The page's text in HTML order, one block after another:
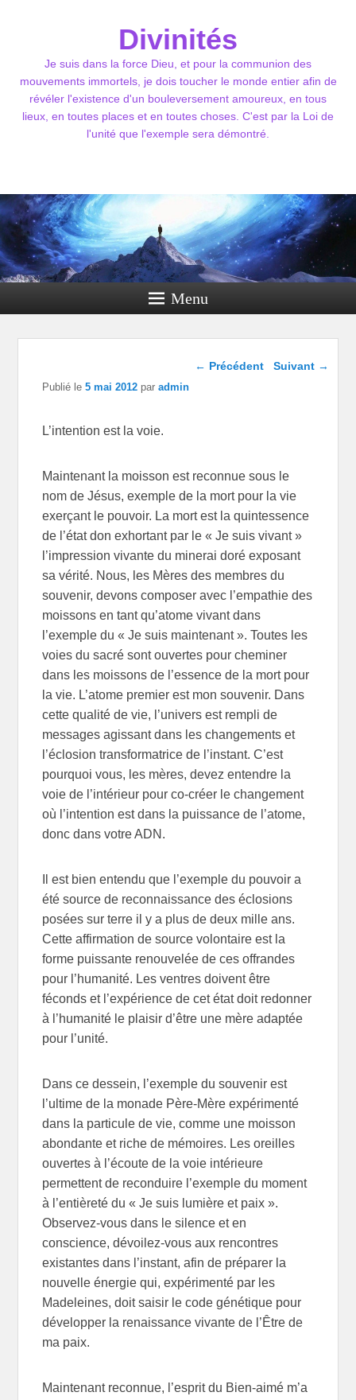
Divinités
Je suis dans la force Dieu, et pour la communion des
mouvements immortels, je dois toucher le monde entier afin de
révéler l'existence d'un bouleversement amoureux, en tous
lieux, en toutes places et en toutes choses. C'est par la Loi de
l'unité que l'exemple sera démontré.
Menu
Navigation dans les
← Précédent Suivant →
Publié le5 mai 2012 paradmin
L’intention est la voie.
Maintenant la moisson est reconnue sous le
nom de Jésus, exemple de la mort pour la vie
exerçant le pouvoir. La mort est la quintessence
de l’état don exhortant par le « Je suis vivant »
l’impression vivante du minerai doré exposant
sa vérité. Nous, les Mères des membres du
souvenir, devons composer avec l’empathie des
moissons en tant qu’atome vivant dans
l’exemple du « Je suis maintenant ». Toutes les
voies du sacré sont ouvertes pour cheminer
dans les moissons de l’essence de la mort pour
la vie. L’atome premier est mon souvenir. Dans
cette qualité de vie, l’univers est rempli de
messages agissant dans les changements et
l’éclosion transformatrice de l’instant. C’est
pourquoi vous, les mères, devez entendre la
voie de l’intérieur pour co-créer le changement
où l’intention est dans la puissance de l’atome,
donc dans votre ADN.
Il est bien entendu que l’exemple du pouvoir a
été source de reconnaissance des éclosions
posées sur terre il y a plus de deux mille ans.
Cette affirmation de source volontaire est la
forme puissante renouvelée de ces offrandes
pour l’humanité. Les ventres doivent être
féconds et l’expérience de cet état doit redonner
à l’humanité le plaisir d’être une mère adaptée
pour l’unité.
Dans ce dessein, l’exemple du souvenir est
l’ultime de la monade Père-Mère expérimenté
dans la particule de vie, comme une moisson
abondante et riche de mémoires. Les oreilles
ouvertes à l’écoute de la voie intérieure
permettent de reconduire l’exemple du moment
à l’entièreté du « Je suis lumière et paix ».
Observez-vous dans le silence et en
conscience, dévoilez-vous aux rencontres
existantes dans l’instant, afin de préparer la
nouvelle énergie qui, expérimenté par les
Madeleines, doit saisir le code génétique pour
développer la renaissance vivante de l’Être de
ma paix.
Maintenant reconnue, l’esprit du Bien-aimé m’a